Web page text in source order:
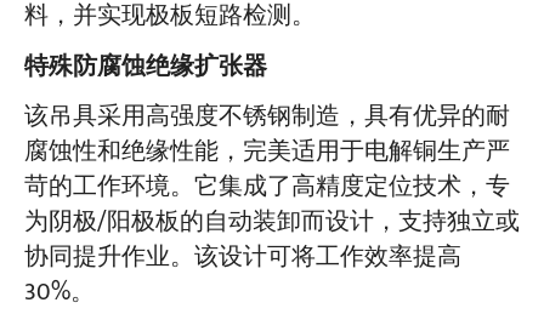
料，并实现极板短路检测。
特殊防腐蚀绝缘扩张器
该吊具采用高强度不锈钢制造，具有优异的耐
腐蚀性和绝缘性能，完美适用于电解铜生产严
苛的工作环境。它集成了高精度定位技术，专
为阴极/阳极板的自动装卸而设计，支持独立或
协同提升作业。该设计可将工作效率提高
30%。